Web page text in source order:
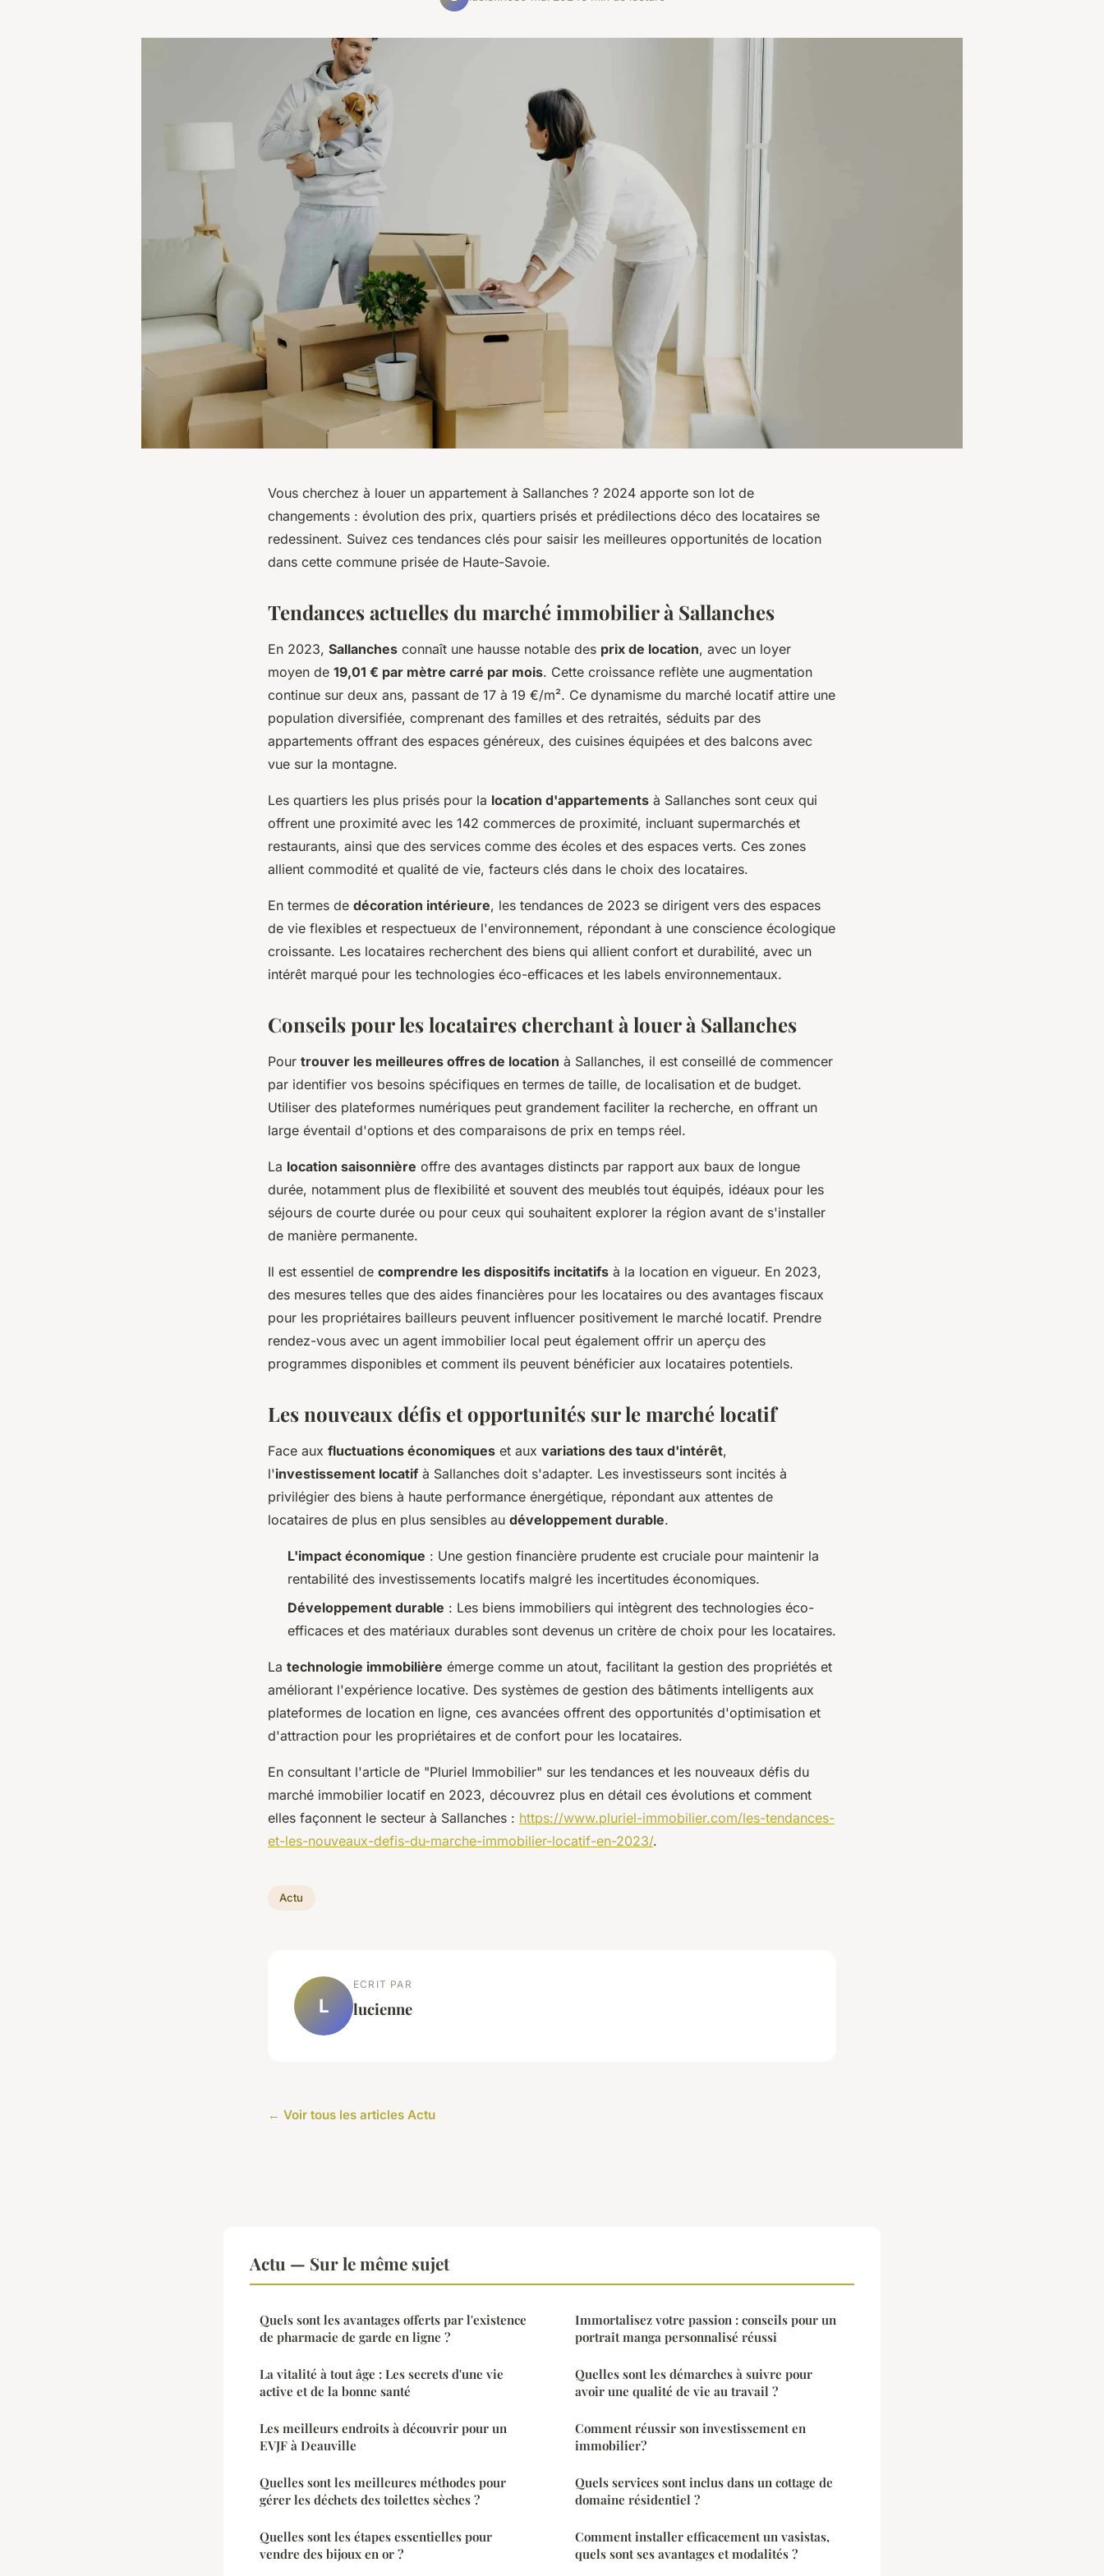
Vous cherchez à louer un appartement à Sallanches ? 2024 apporte son lot de
changements : évolution des prix, quartiers prisés et prédilections déco des locataires se
redessinent. Suivez ces tendances clés pour saisir les meilleures opportunités de location
dans cette commune prisée de Haute-Savoie.
Tendances actuelles du marché immobilier à Sallanches
En 2023, Sallanches connaît une hausse notable des prix de location, avec un loyer
moyen de 19,01 € par mètre carré par mois. Cette croissance reflète une augmentation
continue sur deux ans, passant de 17 à 19 €/m². Ce dynamisme du marché locatif attire une
population diversifiée, comprenant des familles et des retraités, séduits par des
appartements offrant des espaces généreux, des cuisines équipées et des balcons avec
vue sur la montagne.
Les quartiers les plus prisés pour la location d'appartements à Sallanches sont ceux qui
offrent une proximité avec les 142 commerces de proximité, incluant supermarchés et
restaurants, ainsi que des services comme des écoles et des espaces verts. Ces zones
allient commodité et qualité de vie, facteurs clés dans le choix des locataires.
En termes de décoration intérieure, les tendances de 2023 se dirigent vers des espaces
de vie flexibles et respectueux de l'environnement, répondant à une conscience écologique
croissante. Les locataires recherchent des biens qui allient confort et durabilité, avec un
intérêt marqué pour les technologies éco-efficaces et les labels environnementaux.
Conseils pour les locataires cherchant à louer à Sallanches
Pour trouver les meilleures offres de location à Sallanches, il est conseillé de commencer
par identifier vos besoins spécifiques en termes de taille, de localisation et de budget.
Utiliser des plateformes numériques peut grandement faciliter la recherche, en offrant un
large éventail d'options et des comparaisons de prix en temps réel.
La location saisonnière offre des avantages distincts par rapport aux baux de longue
durée, notamment plus de flexibilité et souvent des meublés tout équipés, idéaux pour les
séjours de courte durée ou pour ceux qui souhaitent explorer la région avant de s'installer
de manière permanente.
Il est essentiel de comprendre les dispositifs incitatifs à la location en vigueur. En 2023,
des mesures telles que des aides financières pour les locataires ou des avantages fiscaux
pour les propriétaires bailleurs peuvent influencer positivement le marché locatif. Prendre
rendez-vous avec un agent immobilier local peut également offrir un aperçu des
programmes disponibles et comment ils peuvent bénéficier aux locataires potentiels.
Les nouveaux défis et opportunités sur le marché locatif
Face aux fluctuations économiques et aux variations des taux d'intérêt,
l'investissement locatif à Sallanches doit s'adapter. Les investisseurs sont incités à
privilégier des biens à haute performance énergétique, répondant aux attentes de
locataires de plus en plus sensibles au développement durable.
L'impact économique : Une gestion financière prudente est cruciale pour maintenir la
rentabilité des investissements locatifs malgré les incertitudes économiques.
Développement durable : Les biens immobiliers qui intègrent des technologies éco-
efficaces et des matériaux durables sont devenus un critère de choix pour les locataires.
La technologie immobilière émerge comme un atout, facilitant la gestion des propriétés et
améliorant l'expérience locative. Des systèmes de gestion des bâtiments intelligents aux
plateformes de location en ligne, ces avancées offrent des opportunités d'optimisation et
d'attraction pour les propriétaires et de confort pour les locataires.
En consultant l'article de "Pluriel Immobilier" sur les tendances et les nouveaux défis du
marché immobilier locatif en 2023, découvrez plus en détail ces évolutions et comment
elles façonnent le secteur à Sallanches : https://www.pluriel-immobilier.com/les-tendances-
et-les-nouveaux-defis-du-marche-immobilier-locatif-en-2023/.
Actu
L
ECRIT PAR
lucienne
← Voir tous les articles Actu
Actu — Sur le même sujet
Quels sont les avantages offerts par l'existence
de pharmacie de garde en ligne ?
La vitalité à tout âge : Les secrets d'une vie
active et de la bonne santé
Les meilleurs endroits à découvrir pour un
EVJF à Deauville
Quelles sont les meilleures méthodes pour
gérer les déchets des toilettes sèches ?
Quelles sont les étapes essentielles pour
vendre des bijoux en or ?
Immortalisez votre passion : conseils pour un
portrait manga personnalisé réussi
Quelles sont les démarches à suivre pour
avoir une qualité de vie au travail ?
Comment réussir son investissement en
immobilier?
Quels services sont inclus dans un cottage de
domaine résidentiel ?
Comment installer efficacement un vasistas,
quels sont ses avantages et modalités ?